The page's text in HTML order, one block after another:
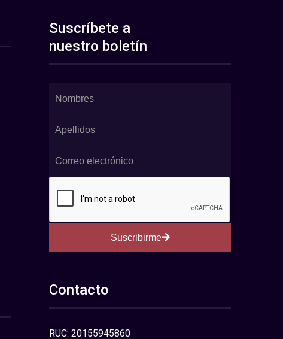
Suscríbete a
nuestro boletín
Suscribirme
Contacto
RUC: 20155945860